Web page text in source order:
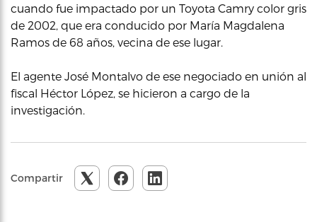
cuando fue impactado por un Toyota Camry color gris
de 2002, que era conducido por María Magdalena
Ramos de 68 años, vecina de ese lugar.
El agente José Montalvo de ese negociado en unión al
fiscal Héctor López, se hicieron a cargo de la
investigación.
Compartir